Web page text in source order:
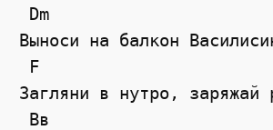
Dm
Выноси на балкон
F
Загляни в нутро, заряжай
Вв